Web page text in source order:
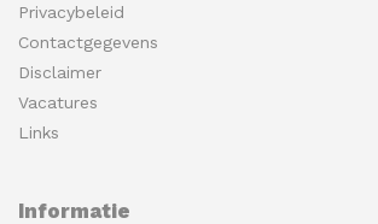
Privacybeleid
Contactgegevens
Disclaimer
Vacatures
Links
Informatie